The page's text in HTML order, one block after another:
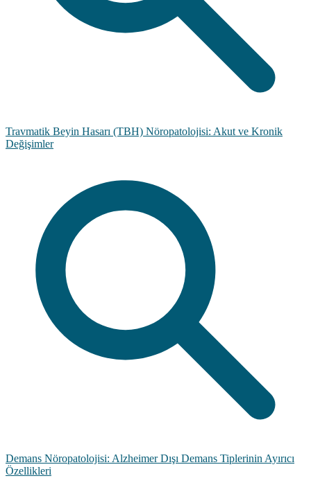
Travmatik Beyin Hasarı (TBH) Nöropatolojisi: Akut ve Kronik
Değişimler
Demans Nöropatolojisi: Alzheimer Dışı Demans Tiplerinin Ayırıcı
Özellikleri